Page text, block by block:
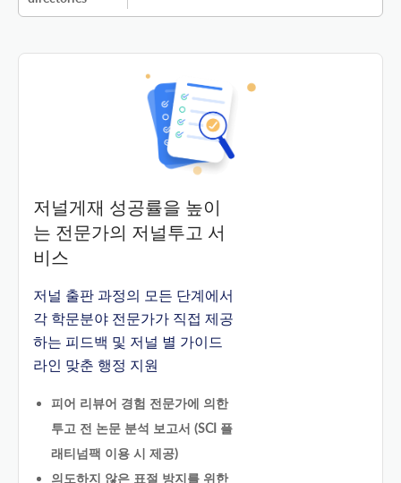
저널게재 성공률을 높이
는 전문가의 저널투고 서
비스
저널 출판 과정의 모든 단계에서
각 학문분야 전문가가 직접 제공
하는 피드백 및 저널 별 가이드
라인 맞춘 행정 지원
피어 리뷰어 경험 전문가에 의한
투고 전 논문 분석 보고서 (SCI 플
래티넘팩 이용 시 제공)
의도하지 않은 표절 방지를 위한